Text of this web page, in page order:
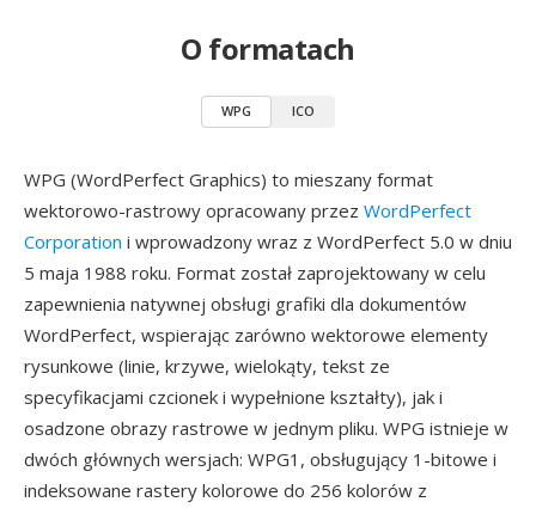
O formatach
WPG ICO
WPG (WordPerfect Graphics) to mieszany format
wektorowo-rastrowy opracowany przez WordPerfect
Corporation i wprowadzony wraz z WordPerfect 5.0 w dniu
5 maja 1988 roku. Format został zaprojektowany w celu
zapewnienia natywnej obsługi grafiki dla dokumentów
WordPerfect, wspierając zarówno wektorowe elementy
rysunkowe (linie, krzywe, wielokąty, tekst ze
specyfikacjami czcionek i wypełnione kształty), jak i
osadzone obrazy rastrowe w jednym pliku. WPG istnieje w
dwóch głównych wersjach: WPG1, obsługujący 1-bitowe i
indeksowane rastery kolorowe do 256 kolorów z